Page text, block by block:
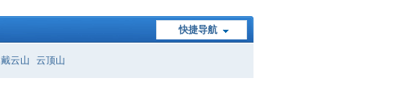
快捷导航
戴云山 云顶山